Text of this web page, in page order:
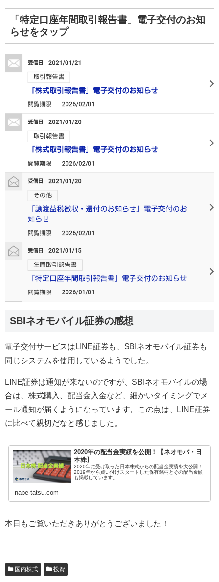
「特定口座年間取引報告書」電子交付のお知
らせをタップ
SBIネオモバイル証券の感想
電子交付サービスはLINE証券も、SBIネオモバイル証券も
同じシステムを使用しているようでした。
LINE証券は通知が来ないのですが、SBIネオモバイルの場
合は、株式購入、配当金入金など、細かいタイミングでメ
ール通知が届くようになっています。この点は、LINE証券
に比べて親切だなと感じました。
2020年の配当金実績を公開！【ネオモバ・日
本株】
2020年に受け取った日本株式からの配当金実績を大公開！
2019年から買い付けスタートした保有銘柄とその配当金額
も掲載しています。
nabe-tatsu.com
本日もご覧いただきありがとうございました！
国内株式 投資